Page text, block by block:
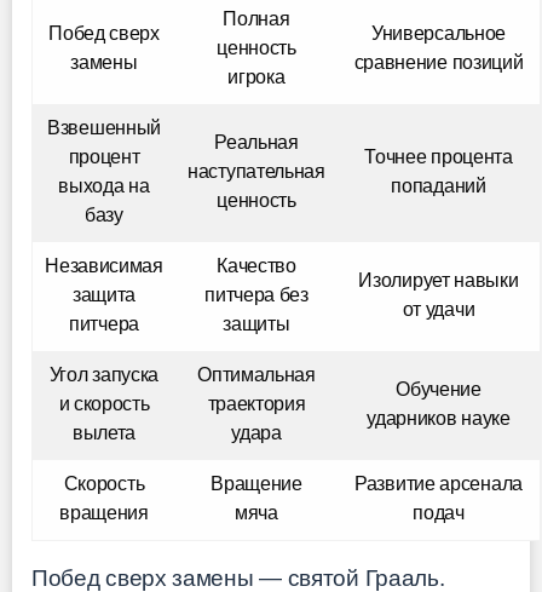
Побед сверх
замены
Полная
ценность
игрока
Универсальное
сравнение позиций
Взвешенный
процент
выхода на
базу
Реальная
наступательная
ценность
Точнее процента
попаданий
Независимая
защита
питчера
Качество
питчера без
защиты
Изолирует навыки
от удачи
Угол запуска
и скорость
вылета
Оптимальная
траектория
удара
Обучение
ударников науке
Скорость
вращения
Вращение
мяча
Развитие арсенала
подач
Побед сверх замены — святой Грааль.